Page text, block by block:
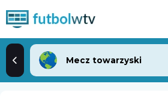
Mecz towarzyski